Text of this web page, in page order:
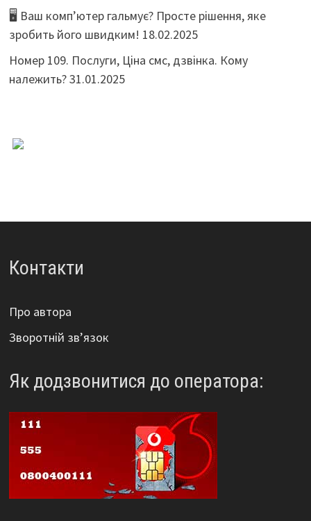
🖥️ Ваш комп’ютер гальмує? Просте рішення, яке
зробить його швидким! 18.02.2025
Номер 109. Послуги, Ціна смс, дзвінка. Кому
належить?31.01.2025
Контакти
Про автора
Зворотній зв’язок
Як додзвонитися до оператора: